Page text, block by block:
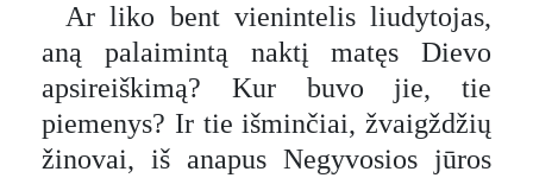
Ar liko bent vienintelis liudytojas,
aną palaimintą naktį matęs Dievo
apsireiškimą? Kur buvo jie, tie
piemenys? Ir tie išminčiai, žvaigždžių
žinovai, iš anapus Negyvosios jūros